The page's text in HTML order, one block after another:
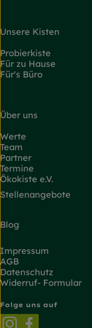
Unsere Kisten
Probierkiste
Für zu Hause
Für's Büro
Über uns
Werte
Team
Partner
Termine
Ökokiste e.V.
Stellenangebote
Blog
Impressum
AGB
Datenschutz
Widerruf- Formular
Folge uns auf
Externer Link